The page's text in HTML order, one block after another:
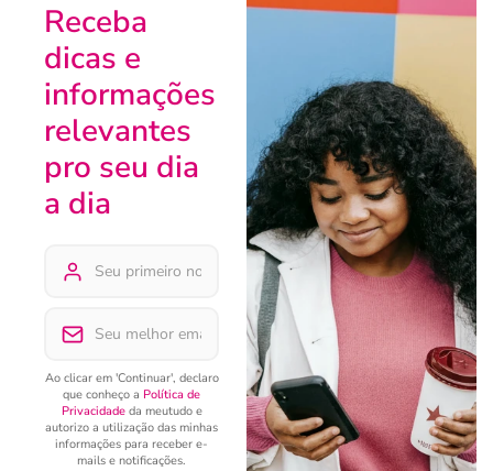
Receba
dicas e
informações
relevantes
pro seu dia
a dia
Ao clicar em 'Continuar', declaro
que conheço a Política de
Privacidadeda meutudo e
autorizo a utilização das minhas
informações para receber e-
mails e notificações.